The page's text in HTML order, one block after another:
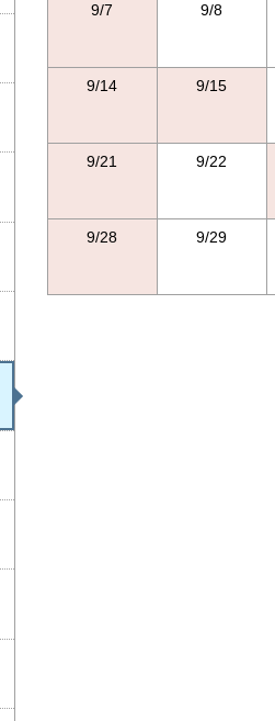
9/7 9/8
9/14 9/15
9/21 9/22
9/28 9/29